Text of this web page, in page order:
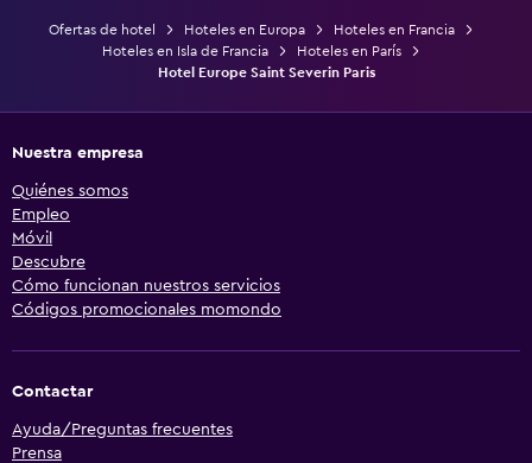
Ofertas de hotel Hoteles en Europa
Hoteles en Francia
Hoteles en Isla de Francia
Hoteles en París
Hotel Europe Saint Severin Paris
Nuestra empresa
Quiénes somos
Empleo
Móvil
Descubre
Cómo funcionan nuestros servicios
Códigos promocionales momondo
Contactar
Ayuda/Preguntas frecuentes
Prensa